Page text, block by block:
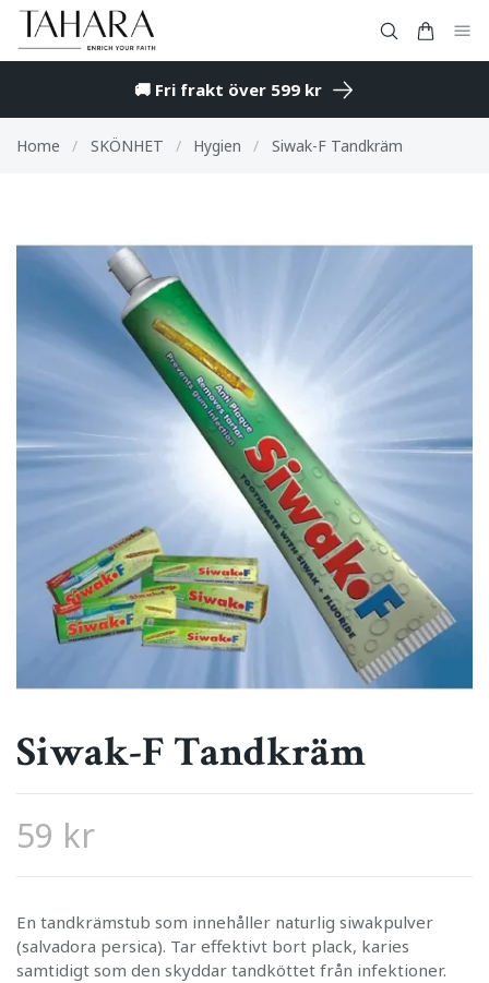
🚚 Fri frakt över 599 kr
Home / SKÖNHET / Hygien / Siwak-F Tandkräm
Siwak-F Tandkräm
59 kr
En tandkrämstub som innehåller naturlig siwakpulver
(salvadora persica). Tar effektivt bort plack, karies
samtidigt som den skyddar tandköttet från infektioner.